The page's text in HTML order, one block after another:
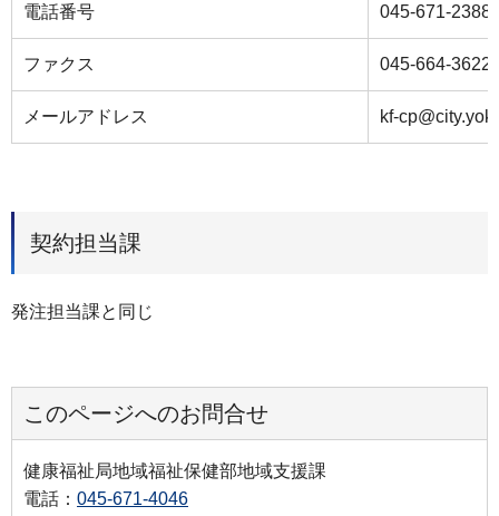
電話番号 045-671-2388
ファクス 045-664-3622
メールアドレス kf-
契約担当課
発注担当課と同じ
このページへのお問合せ
健康福祉局地域福祉保健部地域支援課
電話： 045-671-4046